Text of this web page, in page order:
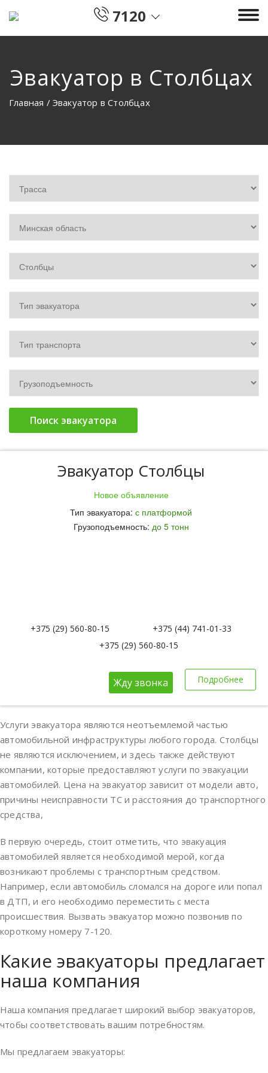
7120
Эвакуатор в Столбцах
Главная / Эвакуатор в Столбцах
Поиск эвакуатора
Эвакуатор Столбцы
Новое объявление
Тип эвакуатора: с платформой
Грузоподъемность: до 5 тонн
+375 (29) 560-80-15
+375 (44) 741-01-33
+375 (29) 560-80-15
Жду звонка Подробнее
Услуги эвакуатора являются неотъемлемой частью
автомобильной инфраструктуры любого города. Столбцы
не являются исключением, и здесь также действуют
компании, которые предоставляют услуги по эвакуации
автомобилей. Цена на эвакуатор зависит от модели авто,
причины неисправности ТС и расстояния до транспортного
средства,
В первую очередь, стоит отметить, что эвакуация
автомобилей является необходимой мерой, когда
возникают проблемы с транспортным средством.
Например, если автомобиль сломался на дороге или попал
в ДТП, и его необходимо переместить с места
происшествия. Вызвать эвакуатор можно позвонив по
короткому номеру 7-120.
Какие эвакуаторы предлагает
наша компания
Наша компания предлагает широкий выбор эвакуаторов,
чтобы соответствовать вашим потребностям.
Мы предлагаем эвакуаторы: